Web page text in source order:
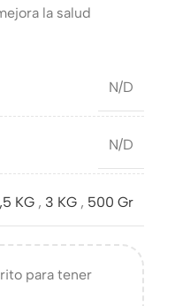
la salud
N/D
N/D
KG , 3 KG , 500 Gr
para tener